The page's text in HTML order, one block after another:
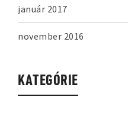
január 2017
november 2016
KATEGÓRIE